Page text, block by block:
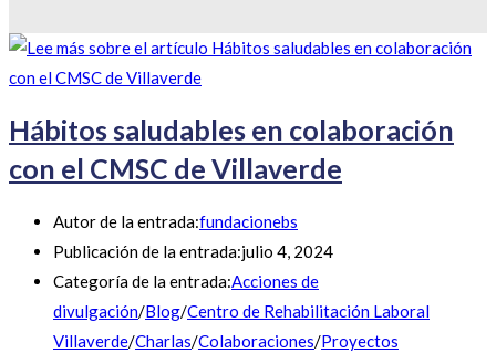
Hábitos saludables en colaboración
con el CMSC de Villaverde
Autor de la entrada:fundacionebs
Publicación de la entrada:julio 4, 2024
Categoría de la entrada:Acciones de
divulgación/Blog/Centro de Rehabilitación Laboral
Villaverde/Charlas/Colaboraciones/Proyectos